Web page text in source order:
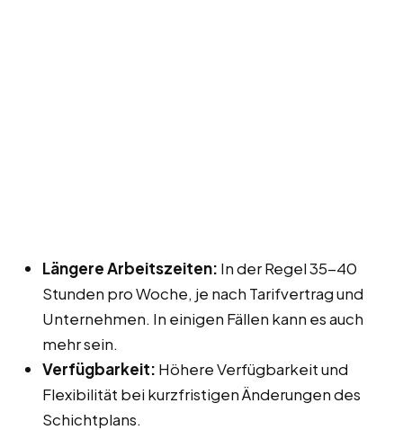
Längere Arbeitszeiten: In der Regel 35-40
Stunden pro Woche, je nach Tarifvertrag und
Unternehmen. In einigen Fällen kann es auch
mehr sein.
Verfügbarkeit: Höhere Verfügbarkeit und
Flexibilität bei kurzfristigen Änderungen des
Schichtplans.